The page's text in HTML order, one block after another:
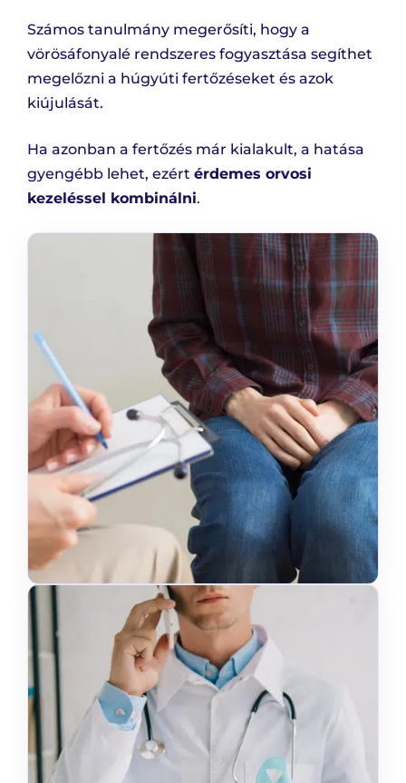
Számos tanulmány megerősíti, hogy a
vörösáfonyalé rendszeres fogyasztása segíthet
megelőzni a húgyúti fertőzéseket és azok
kiújulását.
Ha azonban a fertőzés már kialakult, a hatása
gyengébb lehet, ezért érdemes orvosi
kezeléssel kombinálni.